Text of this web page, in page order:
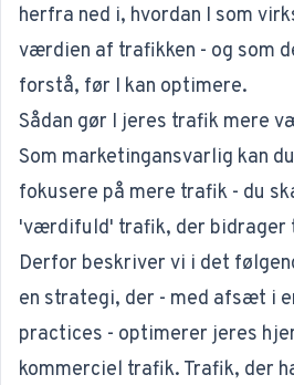
herfra ned i, hvordan I som
værdien af trafikken - og som
forstå, før I kan optimere.
Sådan gør I jeres trafik mere
Som marketingansvarlig kan
fokusere på mere trafik - du
'værdifuld' trafik, der bidrager
Derfor beskriver vi i det
en strategi, der - med afsæt i
practices - optimerer jeres
kommerciel trafik. Trafik, der